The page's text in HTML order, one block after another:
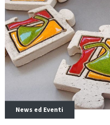
News ed Eventi